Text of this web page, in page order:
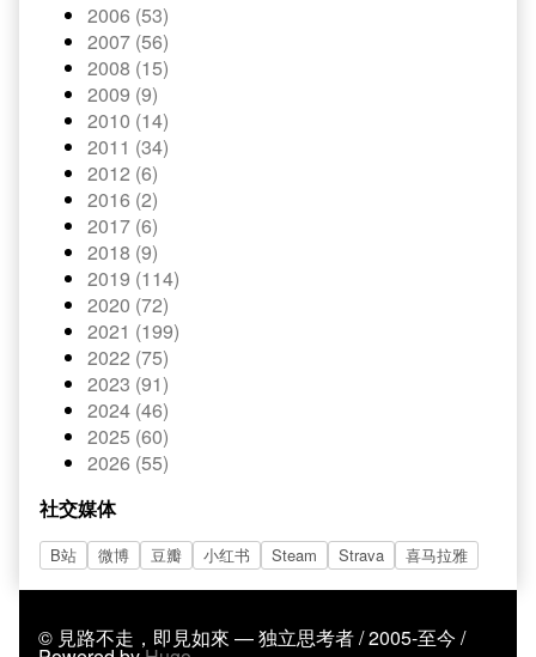
2006 (53)
2007 (56)
2008 (15)
2009 (9)
2010 (14)
2011 (34)
2012 (6)
2016 (2)
2017 (6)
2018 (9)
2019 (114)
2020 (72)
2021 (199)
2022 (75)
2023 (91)
2024 (46)
2025 (60)
2026 (55)
社交媒体
B站 微博 豆瓣 小红书 Steam Strava 喜马拉雅
© 見路不走，即見如來 — 独立思考者 / 2005-至今 /